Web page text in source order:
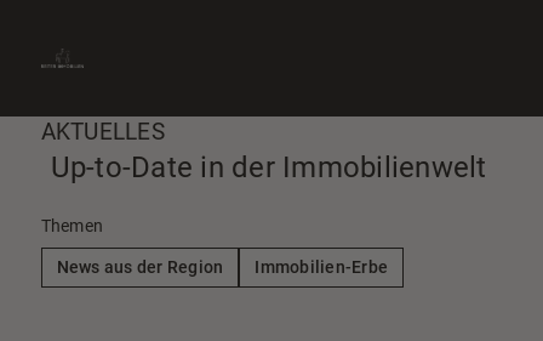
» Immobilie bewerten
AKTUELLES
Up-to-Date in der Immobilienwelt
Themen
News aus der Region
Immobilien-Erbe